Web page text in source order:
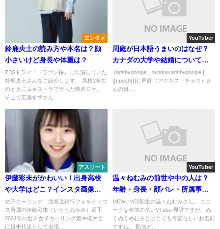
エンタメ
鈴鹿央士の読み方や本名は？顔
小さいけど身長や体重は？
TBSドラマ『ドラゴン桜』に出演していた
鈴鹿央士さんをご紹介します。 高校2年生
のときにエキストラで行った映画ロケ。
そこで広瀬すずさん...
YouTuber
周庭が日本語うまいのはなぜ？
カナダの大学や結婚についても
調査！
(adsbygoogle = window.adsbygoogle ||
[]).push({}); 周庭（アグネス・チョウ）さ
んの日...
アスリート
伊藤彩未がかわいい！出身高校
や大学はどこ？インスタ画像は
あるの？
女子カーリング、北海道銀行フォルティウ
ス所属の伊藤彩未（いとうあやみ）選手。
2021年の世界女子カーリング選手権大会
に日本代表として出場...
YouTuber
温々ねむみの前世や中の人は？
年齢・身長・顔バレ・所属事務
所も！
MEWLIVE2期生の温々ねむみさん。 ユニ
ークな名前の多いVTuber界隈ですが、ぬ
くぬくめむみとはとても可愛らしいお名前
ですね。 配信デ...